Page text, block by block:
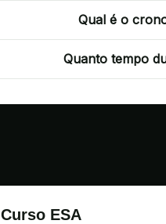
Qual é o
Quanto tempo
Curso ESA